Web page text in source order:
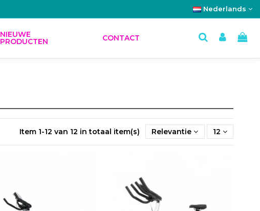
Nederlands
NIEUWE
PRODUCTEN CONTACT
Item 1-12 van 12 in totaal item(s) Relevantie 12